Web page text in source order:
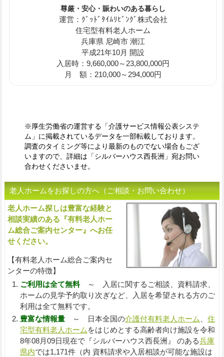
尊厳・安心・賑わいのある暮らし
運営：ｸﾞｯﾄﾞﾀｲﾑﾘﾋﾞﾝｸﾞ株式会社
住宅型有料老人ホーム
兵庫県 尼崎市 潮江
平成21年10月 開設
入居時：9,660,000～23,800,000円
月 額：210,000～294,000円
※厚生労働省の運営する「介護サービス情報公表システ
ム」に掲載されているデータを一部転載しております。
調査のタイミング等により最新のものでない場合もござ
いますので、詳細は「シルバーハウス西長洲」宛お問い
合わせくださいませ。
老人ホームをお探しの方へ（ご相談・お問い合わせ）
老人ホーム探しは豊富な経験と
相談実績のある『有料老人ホー
ム総合ご案内センター』へお任
せください。
【有料老人ホーム総合ご案内セ
ンターの特徴】
ご利用は全て無料～ 入居に関するご相談、資料請求、
ホームの見学予約取り次ぎなど、入居を希望される方のご
利用は全て無料です。
豊富な情報量～ 日本全国の介護付有料老人ホーム
住
宅型有料老人ホーム をはじめとする高齢者向け施設を令和
8年08月09日現在で『シルバーハウス西長洲』 のある兵庫
県内では1,171件（内 資料請求や入居相談が可能な施設は